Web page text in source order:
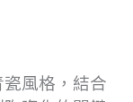
風格，結合